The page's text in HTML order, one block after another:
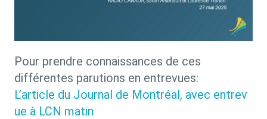
Pour prendre connaissances de ces
différentes parutions en entrevues:
L’article du Journal de Montréal, avec entrev
ue à LCN matin